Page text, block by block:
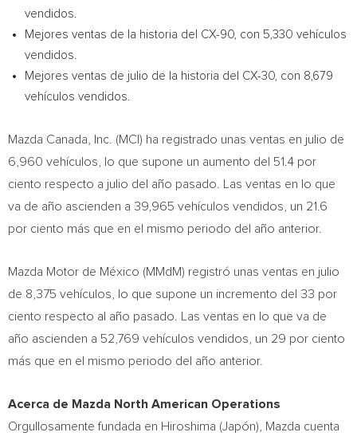
vendidos.
Mejores ventas de la historia del CX-90, con 5,330 vehículos
vendidos.
Mejores ventas de julio de la historia del CX-30, con 8,679
vehículos vendidos.
Mazda Canada , Inc. (MCI) ha registrado unas ventas en julio de
6,960 vehículos, lo que supone un aumento del 51.4 por
ciento respecto a julio del año pasado. Las ventas en lo que
va de año ascienden a 39,965 vehículos vendidos, un 21.6
por ciento más que en el mismo periodo del año anterior.
Mazda Motor de México (MMdM) registró unas ventas en julio
de 8,375 vehículos, lo que supone un incremento del 33 por
ciento respecto al año pasado. Las ventas en lo que va de
año ascienden a 52,769 vehículos vendidos, un 29 por ciento
más que en el mismo periodo del año anterior.
Acerca de Mazda North American Operations
Orgullosamente fundada en Hiroshima (Japón), Mazda cuenta